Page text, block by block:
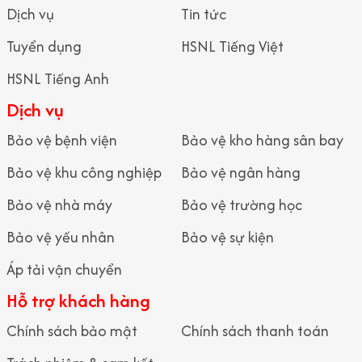
đảm bảo an toàn cho hệ thống vận hành sản xuất.
Lợi ích khi sử dụng dịch vụ an ninh nhà máy uy tín
Ngăn ngừa rủi ro và thất thoát
Kiểm soát chặt chẽ con người và tài sản giúp doanh nghiệp
giảm thiểu tối đa nguy cơ mất cắp hoặc gian lận nội bộ.
Ổn định hoạt động sản xuất
Dịch Vụ An Ninh Nhà Máy Uy Tín
giúp môi trường làm việc an
Doanh nghiệp không cần tuyển dụng và đào tạo đội bảo vệ nội
bộ nhưng vẫn đảm bảo hệ thống an ninh hoạt động hiệu quả,
chuyên nghiệp.
Dịch vụ
Tin tức
Tuyển dụng
HSNL Tiếng Việt
HSNL Tiếng Anh
Dịch vụ
Bảo vệ bệnh viện
Bảo vệ kho hàng sân bay
Bảo vệ khu công nghiệp
Bảo vệ ngân hàng
Bảo vệ nhà máy
Bảo vệ trường học
Bảo vệ yếu nhân
Bảo vệ sự kiện
Áp tải vận chuyển
Hỗ trợ khách hàng
Chính sách bảo mật
Chính sách thanh toán